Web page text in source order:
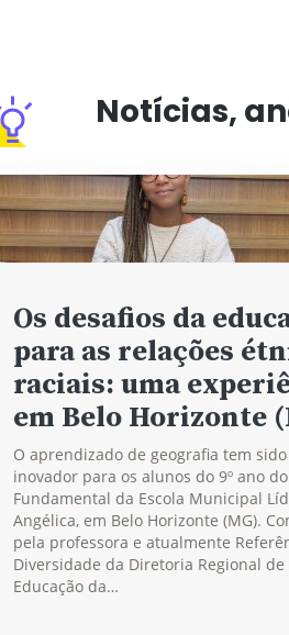
Notícias,
Os desafios da
para as relações
raciais: uma
em Belo Horizonte
O aprendizado de geografia tem
inovador para os alunos do 9º ano
Fundamental da Escola Municipal
Angélica, em Belo Horizonte (MG).
pela professora e atualmente
Diversidade da Diretoria Regional de
Educação da…